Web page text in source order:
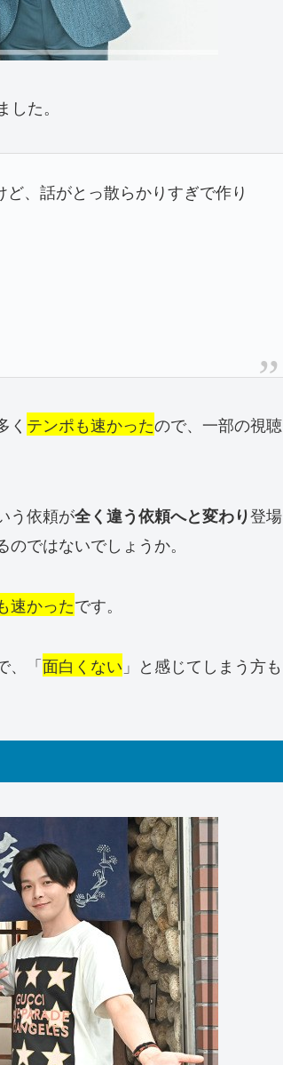
た。
、話がとっ散らかりすぎで作り
く テンポも速かったので、一部の視聴
う依頼が全く違う依頼へと変わり登場
のではないでしょうか。
速かったです。
、「面白くない 」と感じてしまう方も